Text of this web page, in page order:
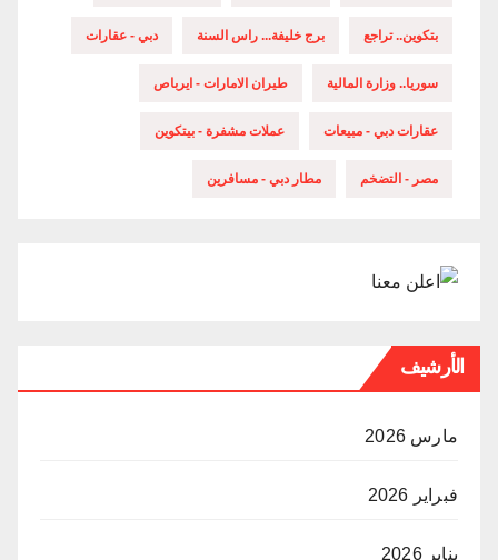
بتكوين.. تراجع برج خليفة... راس السنة دبي - عقارات
سوريا.. وزارة المالية طيران الامارات - ايرباص
عقارات دبي - مبيعات عملات مشفرة - بيتكوين
مصر - التضخم مطار دبي - مسافرين
الأرشيف
مارس 2026
فبراير 2026
يناير 2026